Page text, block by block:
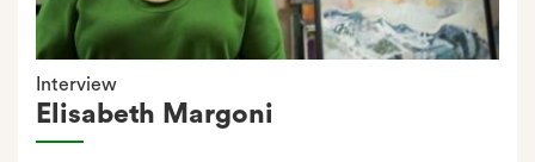
Interview
Elisabeth Margoni